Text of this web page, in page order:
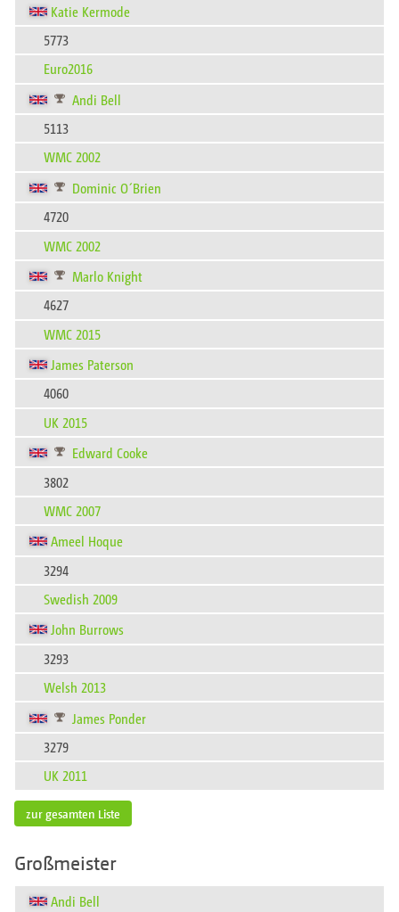
Katie Kermode
5773
Euro2016
Andi Bell
5113
WMC 2002
Dominic O´Brien
4720
WMC 2002
Marlo Knight
4627
WMC 2015
James Paterson
4060
UK 2015
Edward Cooke
3802
WMC 2007
Ameel Hoque
3294
Swedish 2009
John Burrows
3293
Welsh 2013
James Ponder
3279
UK 2011
zur gesamten Liste
Großmeister
Andi Bell